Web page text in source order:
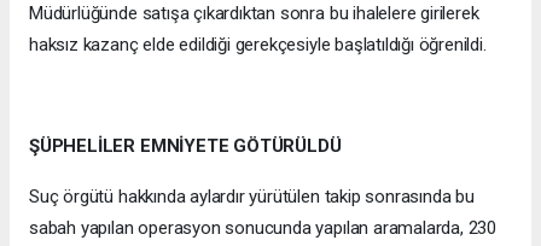
Müdürlüğünde satışa çıkardıktan sonra bu ihalelere girilerek
haksız kazanç elde edildiği gerekçesiyle başlatıldığı öğrenildi.
ŞÜPHELİLER EMNİYETE GÖTÜRÜLDÜ
Suç örgütü hakkında aylardır yürütülen takip sonrasında bu
sabah yapılan operasyon sonucunda yapılan aramalarda, 230